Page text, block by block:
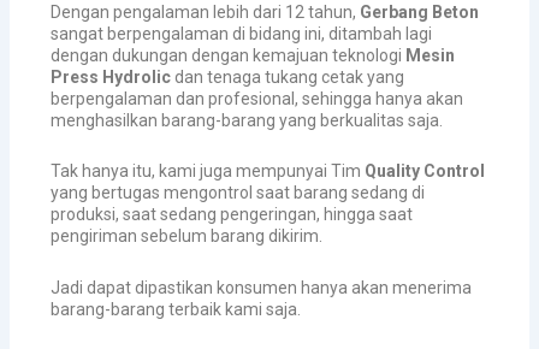
Dengan pengalaman lebih dari 12 tahun, Gerbang Beton
sangat berpengalaman di bidang ini, ditambah lagi
dengan dukungan dengan kemajuan teknologi Mesin
Press Hydrolic dan tenaga tukang cetak yang
berpengalaman dan profesional, sehingga hanya akan
menghasilkan barang-barang yang berkualitas saja.
Tak hanya itu, kami juga mempunyai Tim Quality Control
yang bertugas mengontrol saat barang sedang di
produksi, saat sedang pengeringan, hingga saat
pengiriman sebelum barang dikirim.
Jadi dapat dipastikan konsumen hanya akan menerima
barang-barang terbaik kami saja.